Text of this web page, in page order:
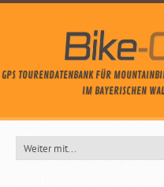
GPS TOURENDATENBANK FÜR
IM BAYERISCHEN